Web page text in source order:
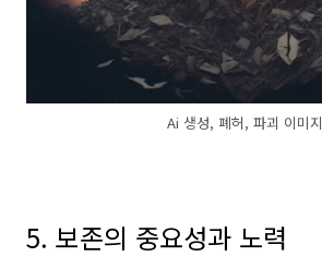
Ai 생성, 폐허, 파괴 이미지
5. 보존의 중요성과 노력